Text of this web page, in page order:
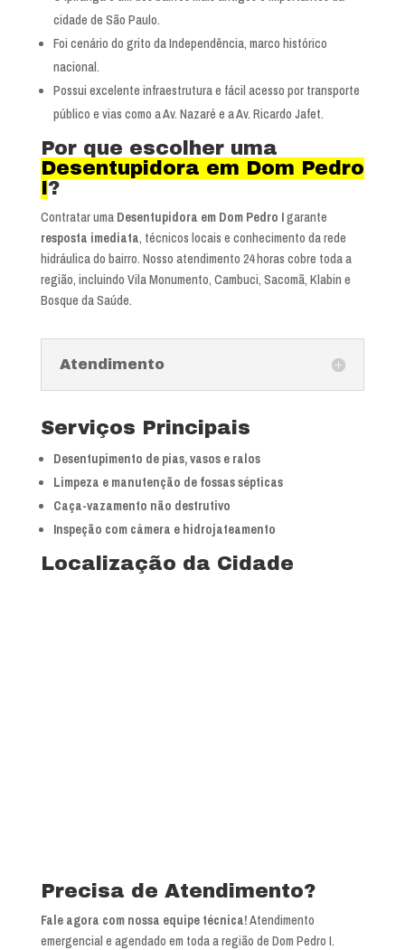
cidade de São Paulo.
Foi cenário do grito da Independência, marco histórico
nacional.
Possui excelente infraestrutura e fácil acesso por transporte
público e vias como a Av. Nazaré e a Av. Ricardo Jafet.
Por que escolher uma
Desentupidora em Dom Pedro
I?
Contratar uma Desentupidora em Dom Pedro Igarante
resposta imediata, técnicos locais e conhecimento da rede
hidráulica do bairro. Nosso atendimento 24 horas cobre toda a
região, incluindo Vila Monumento, Cambuci, Sacomã, Klabin e
Bosque da Saúde.
Atendimento
Serviços Principais
Desentupimento de pias, vasos e ralos
Limpeza e manutenção de fossas sépticas
Caça-vazamento não destrutivo
Inspeção com câmera e hidrojateamento
Localização da Cidade
Precisa de Atendimento?
Fale agora com nossa equipe técnica!Atendimento
emergencial e agendado em toda a região de Dom Pedro I.